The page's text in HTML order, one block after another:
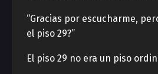
“Gracias por escucharme,
el piso 29?”
El piso 29 no era un piso